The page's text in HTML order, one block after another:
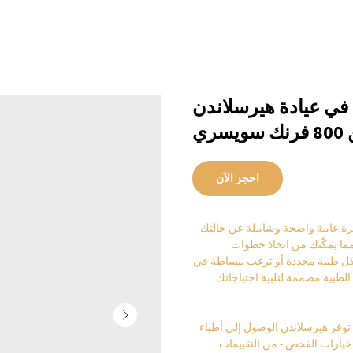
فحوصات الصحة الشاملة 14+ في عيادة هيرسلاندن
احجز الآن
عامة واضحة وشاملة عن حالتك
مما يمكّنك من اتخاذ خطوات
طبية محددة أو ترغب ببساطة في
مصممة لتلبية احتياجاتك
هيرسلاندن الوصول إلى أطباء
الفحص - من التقييمات